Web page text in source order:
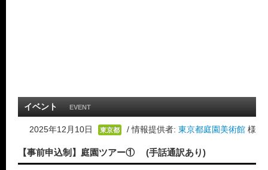
イベント EVENT
2025年12月10日 東京都 / 情報提供者: 東京都庭園美術館 様
【事前申込制】庭園ツアー① (手話通訳あり)